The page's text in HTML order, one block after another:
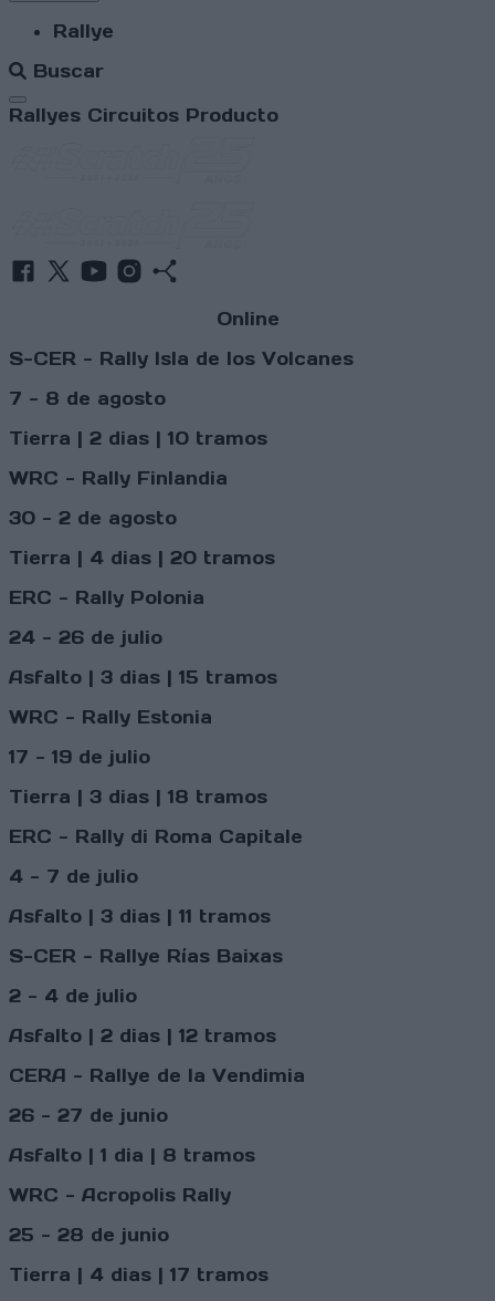
Rallye
Buscar
Abrir menú
Rallyes Circuitos Producto
Online
S-CER - Rally Isla de los Volcanes
7 - 8 de agosto
Tierra | 2 dias | 10 tramos
WRC - Rally Finlandia
30 - 2 de agosto
Tierra | 4 dias | 20 tramos
ERC - Rally Polonia
24 - 26 de julio
Asfalto | 3 dias | 15 tramos
WRC - Rally Estonia
17 - 19 de julio
Tierra | 3 dias | 18 tramos
ERC - Rally di Roma Capitale
4 - 7 de julio
Asfalto | 3 dias | 11 tramos
S-CER - Rallye Rías Baixas
2 - 4 de julio
Asfalto | 2 dias | 12 tramos
CERA - Rallye de la Vendimia
26 - 27 de junio
Asfalto | 1 dia | 8 tramos
WRC - Acropolis Rally
25 - 28 de junio
Tierra | 4 dias | 17 tramos